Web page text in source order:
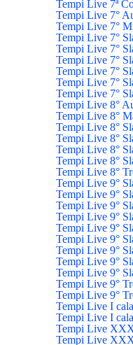
Tempi Live 7ª
Tempi Live 7°
Tempi Live 7°
Tempi Live 7°
Tempi Live 7°
Tempi Live 7°
Tempi Live 7°
Tempi Live 7°
Tempi Live 7°
Tempi Live 8°
Tempi Live 8°
Tempi Live 8°
Tempi Live 8°
Tempi Live 8°
Tempi Live 8°
Tempi Live 8°
Tempi Live 9°
Tempi Live 9°
Tempi Live 9°
Tempi Live 9°
Tempi Live 9°
Tempi Live 9°
Tempi Live 9°
Tempi Live 9°
Tempi Live 9°
Tempi Live 9°
Tempi Live 9°
Tempi Live I
Tempi Live I
Tempi Live
Tempi Live